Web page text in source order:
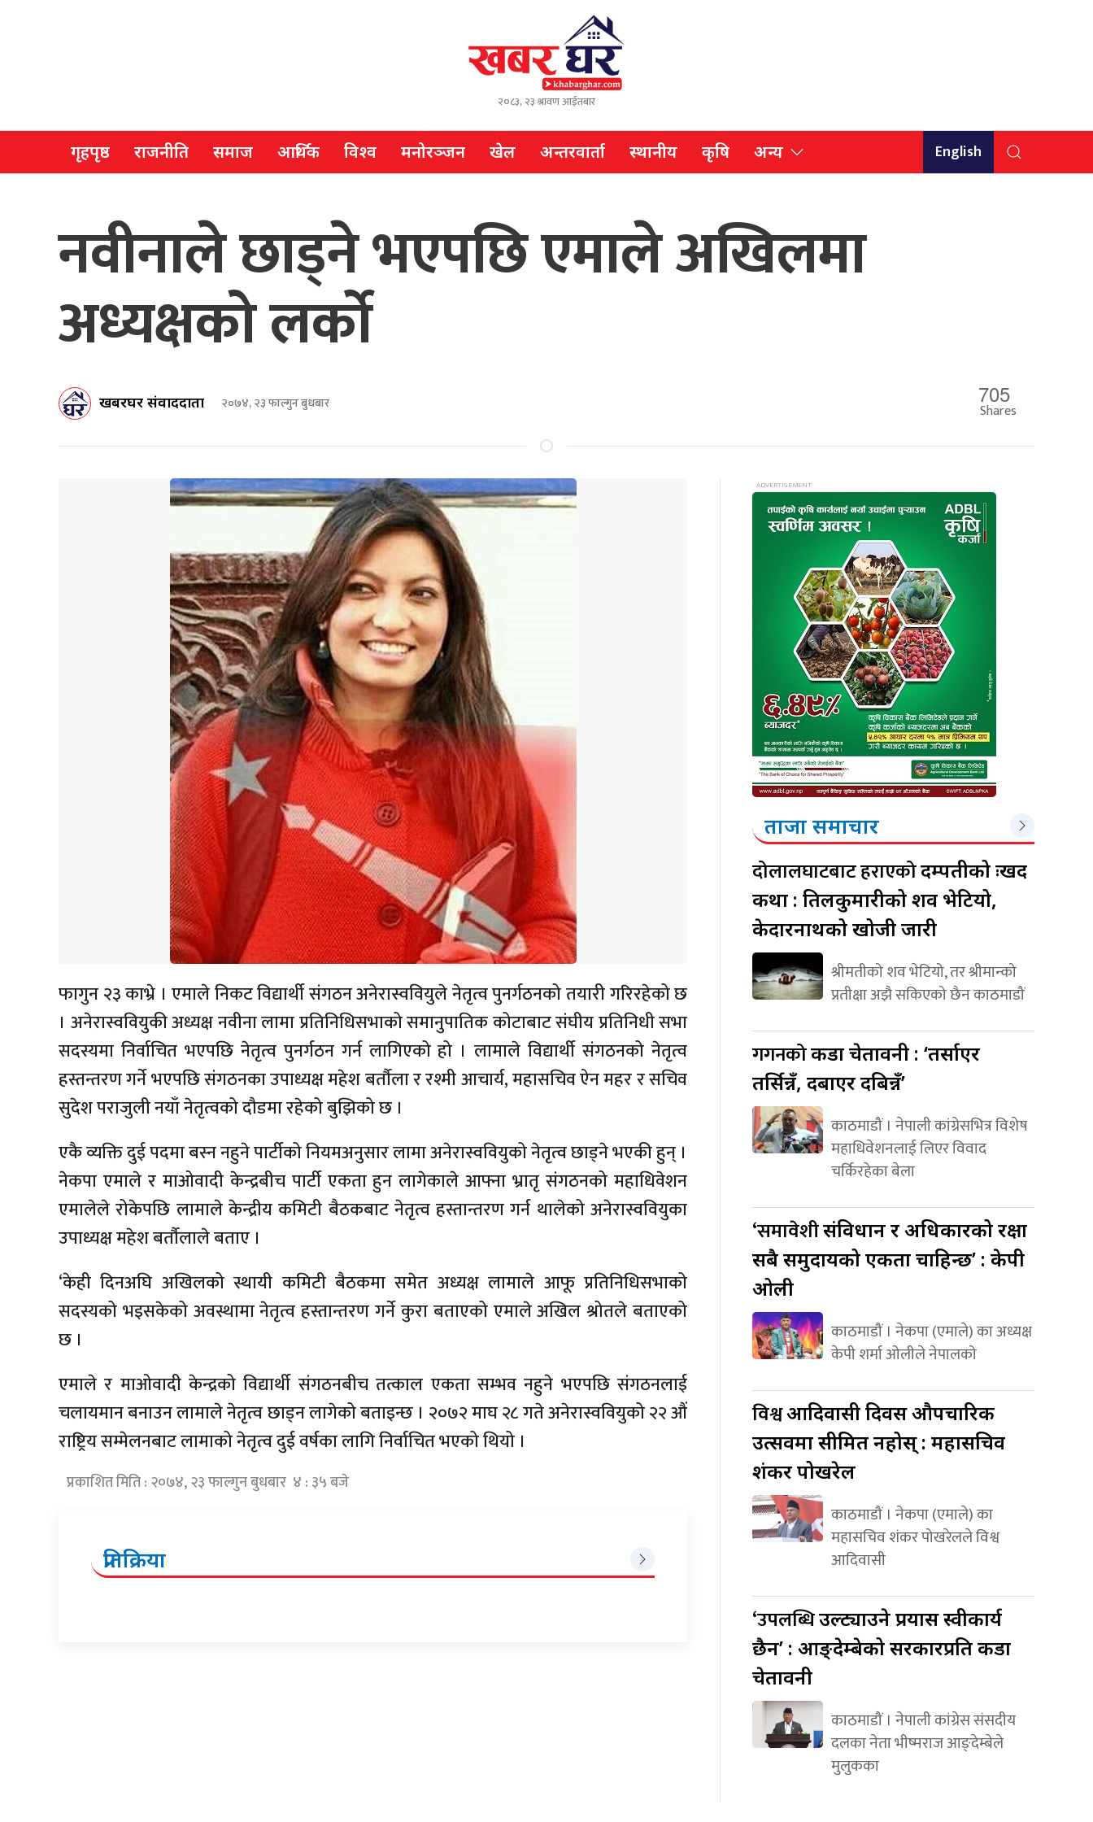
२०८३, २३ श्रावण आईतबार
गृहपृष्ठ राजनीति समाज आर्थिक विश्व मनोरञ्जन खेल अन्तरवार्ता स्थानीय कृषि अन्य English
नवीनाले छाड्ने भएपछि एमाले अखिलमा
अध्यक्षको लर्को
खबरघर संवाददाता २०७४, २३ फाल्गुन बुधबार 705
Shares
फागुन २३ काभ्रे । एमाले निकट विद्यार्थी संगठन अनेरास्ववियुले नेतृत्व पुनर्गठनको तयारी गरिरहेको छ
। अनेरास्ववियुकी अध्यक्ष नवीना लामा प्रतिनिधिसभाको समानुपातिक कोटाबाट संघीय प्रतिनिधी सभा
सदस्यमा निर्वाचित भएपछि नेतृत्व पुनर्गठन गर्न लागिएको हो । लामाले विद्यार्थी संगठनको नेतृत्व
हस्तन्तरण गर्ने भएपछि संगठनका उपाध्यक्ष महेश बर्तौला र रश्मी आचार्य, महासचिव ऐन महर र सचिव
सुदेश पराजुली नयाँ नेतृत्वको दौडमा रहेको बुझिको छ ।
एकै व्यक्ति दुई पदमा बस्न नहुने पार्टीको नियमअनुसार लामा अनेरास्ववियुको नेतृत्व छाड्ने भएकी हुन् ।
नेकपा एमाले र माओवादी केन्द्रबीच पार्टी एकता हुन लागेकाले आफ्ना भ्रातृ संगठनको महाधिवेशन
एमालेले रोकेपछि लामाले केन्द्रीय कमिटी बैठकबाट नेतृत्व हस्तान्तरण गर्न थालेको अनेरास्ववियुका
उपाध्यक्ष महेश बर्तौलाले बताए ।
‘केही दिनअघि अखिलको स्थायी कमिटी बैठकमा समेत अध्यक्ष लामाले आफू प्रतिनिधिसभाको
सदस्यको भइसकेको अवस्थामा नेतृत्व हस्तान्तरण गर्ने कुरा बताएको एमाले अखिल श्रोतले बताएको
छ ।
एमाले र माओवादी केन्द्रको विद्यार्थी संगठनबीच तत्काल एकता सम्भव नहुने भएपछि संगठनलाई
चलायमान बनाउन लामाले नेतृत्व छाड्न लागेको बताइन्छ । २०७२ माघ २८ गते अनेरास्ववियुको २२ औं
राष्ट्रिय सम्मेलनबाट लामाको नेतृत्व दुई वर्षका लागि निर्वाचित भएको थियो ।
प्रकाशित मिति : २०७४, २३ फाल्गुन बुधबार ४ : ३५ बजे
प्रतिक्रिया
ताजा समाचार
दोलालघाटबाट हराएकोदम्पतीको दुःखद
कथा : तिलकुमारीको शव भेटियो,
केदारनाथको खोजी जारी
श्रीमतीको शव भेटियो, तर श्रीमान्को
प्रतीक्षा अझै सकिएको छैन काठमाडौं
गगनकोकडा चेतावनी : ‘तर्साएर
तर्सिन्नँ, दबाएर दबिन्नँ’
काठमाडौं । नेपाली कांग्रेसभित्र विशेष
महाधिवेशनलाई लिएर विवाद
चर्किरहेका बेला
‘समावेशीसंविधान र अधिकारको रक्षा
सबै समुदायको एकता चाहिन्छ’ : केपी
ओली
काठमाडौं । नेकपा (एमाले) का अध्यक्ष
केपी शर्मा ओलीले नेपालको
विश्वआदिवासी दिवस औपचारिक
उत्सवमा सीमित नहोस् : महासचिव
शंकर पोखरेल
काठमाडौं । नेकपा (एमाले) का
महासचिव शंकर पोखरेलले विश्व
आदिवासी
‘उपलब्धिउल्ट्याउने प्रयास स्वीकार्य
छैन’ : आङ्देम्बेको सरकारप्रति कडा
चेतावनी
काठमाडौं । नेपाली कांग्रेस संसदीय
दलका नेता भीष्मराज आङ्देम्बेले
मुलुकका